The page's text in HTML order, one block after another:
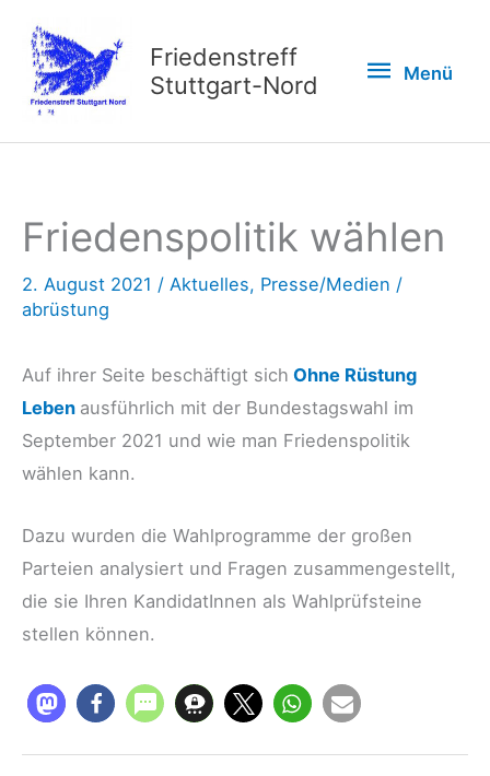
Inhalt
springen
Friedenstreff
Stuttgart-Nord
Menü
Menü
Friedenspolitik wählen
2. August 2021 / Aktuelles, Presse/Medien /
abrüstung
Auf ihrer Seite beschäftigt sich Ohne Rüstung
Leben ausführlich mit der Bundestagswahl im
September 2021 und wie man Friedenspolitik
wählen kann.
Dazu wurden die Wahlprogramme der großen
Parteien analysiert und Fragen zusammengestellt,
die sie Ihren KandidatInnen als Wahlprüfsteine
stellen können.